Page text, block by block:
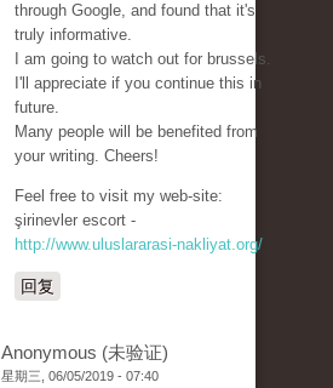
through Google, and found that it's
truly informative.
I am going to watch out for brussels.
I'll appreciate if you continue this in
future.
Many people will be benefited from
your writing. Cheers!
Feel free to visit my web-site:
şirinevler escort -
http://www.uluslararasi-nakliyat.org/
回复
Anonymous (未验证)
星期三, 06/05/2019 - 07:40